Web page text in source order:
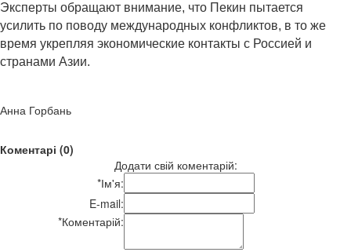
Эксперты обращают внимание, что Пекин пытается
усилить по поводу международных конфликтов, в то же
время укрепляя экономические контакты с Россией и
странами Азии.
Анна Горбань
Коментарі (0)
Додати свій коментарій:
*Ім'я:
E-mail:
*Коментарій: